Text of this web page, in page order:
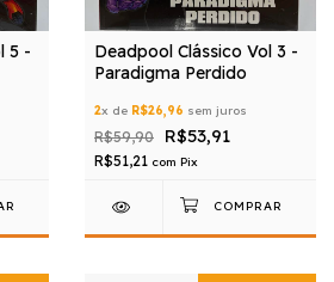
5 -
Deadpool Clássico Vol 3 -
Paradigma Perdido
2x de R$26,96 sem juros
R$59,90 R$53,91
R$51,21 com Pix